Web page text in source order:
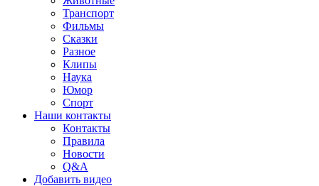
Транспорт
Фильмы
Сказки
Разное
Клипы
Наука
Юмор
Спорт
Наши контакты
Контакты
Правила
Новости
Q&A
Добавить видео